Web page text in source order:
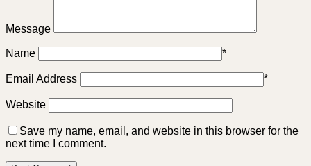
Message
Name *
Email Address *
Website
Save my name, email, and website in this browser for the
next time I comment.